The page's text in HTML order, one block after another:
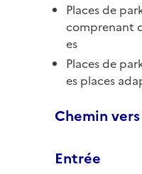
Places de
comprenant
es
Places de
es places
Chemin
Entrée